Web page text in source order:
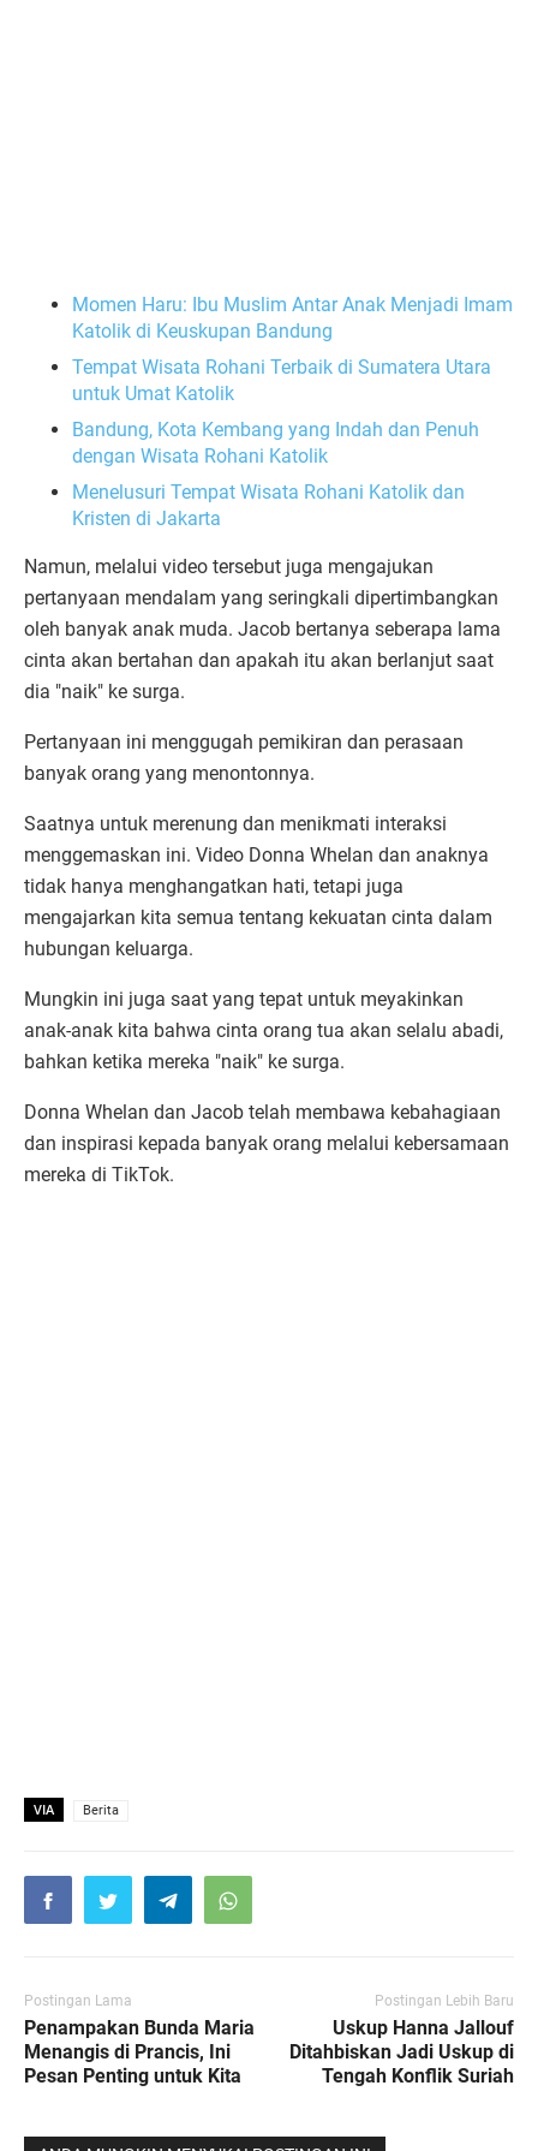
Momen Haru: Ibu Muslim Antar Anak Menjadi Imam
Katolik di Keuskupan Bandung
Tempat Wisata Rohani Terbaik di Sumatera Utara
untuk Umat Katolik
Bandung, Kota Kembang yang Indah dan Penuh
dengan Wisata Rohani Katolik
Menelusuri Tempat Wisata Rohani Katolik dan
Kristen di Jakarta
Namun, melalui video tersebut juga mengajukan
pertanyaan mendalam yang seringkali dipertimbangkan
oleh banyak anak muda. Jacob bertanya seberapa lama
cinta akan bertahan dan apakah itu akan berlanjut saat
dia "naik" ke surga.
Pertanyaan ini menggugah pemikiran dan perasaan
banyak orang yang menontonnya.
Saatnya untuk merenung dan menikmati interaksi
menggemaskan ini. Video Donna Whelan dan anaknya
tidak hanya menghangatkan hati, tetapi juga
mengajarkan kita semua tentang kekuatan cinta dalam
hubungan keluarga.
Mungkin ini juga saat yang tepat untuk meyakinkan
anak-anak kita bahwa cinta orang tua akan selalu abadi,
bahkan ketika mereka "naik" ke surga.
Donna Whelan dan Jacob telah membawa kebahagiaan
dan inspirasi kepada banyak orang melalui kebersamaan
mereka di TikTok.
VIA Berita
Postingan Lama
Penampakan Bunda Maria
Menangis di Prancis, Ini
Pesan Penting untuk Kita
Postingan Lebih Baru
Uskup Hanna Jallouf
Ditahbiskan Jadi Uskup di
Tengah Konflik Suriah